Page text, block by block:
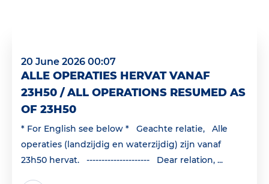
20 June 2026 00:07
ALLE OPERATIES HERVAT VANAF
23H50 / ALL OPERATIONS RESUMED AS
OF 23H50
* For English see below * Geachte relatie, Alle
operaties (landzijdig en waterzijdig) zijn vanaf
23h50 hervat. --------------------- Dear relation, ...